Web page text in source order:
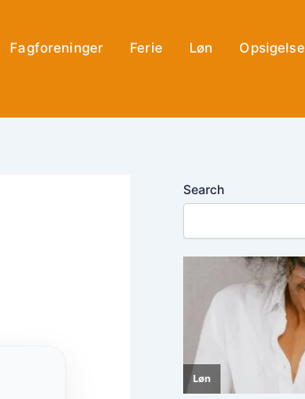
Fagforeninger Ferie Løn Opsigelse
Search